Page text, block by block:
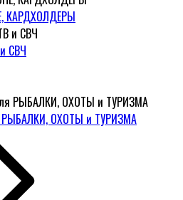
КАРДХОЛДЕРЫ
СВЧ
ОХОТЫ и ТУРИЗМА